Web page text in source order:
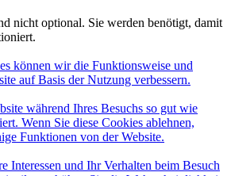
nicht optional. Sie werden benötigt, damit
können wir die Funktionsweise und
auf Basis der Nutzung verbessern.
während Ihres Besuchs so gut wie
Wenn Sie diese Cookies ablehnen,
Funktionen von der Website.
Interessen und Ihr Verhalten beim Besuch